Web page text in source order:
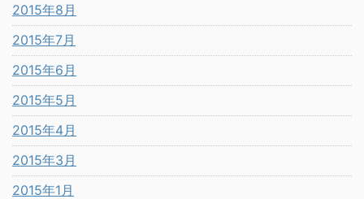
2015年8月
2015年7月
2015年6月
2015年5月
2015年4月
2015年3月
2015年1月